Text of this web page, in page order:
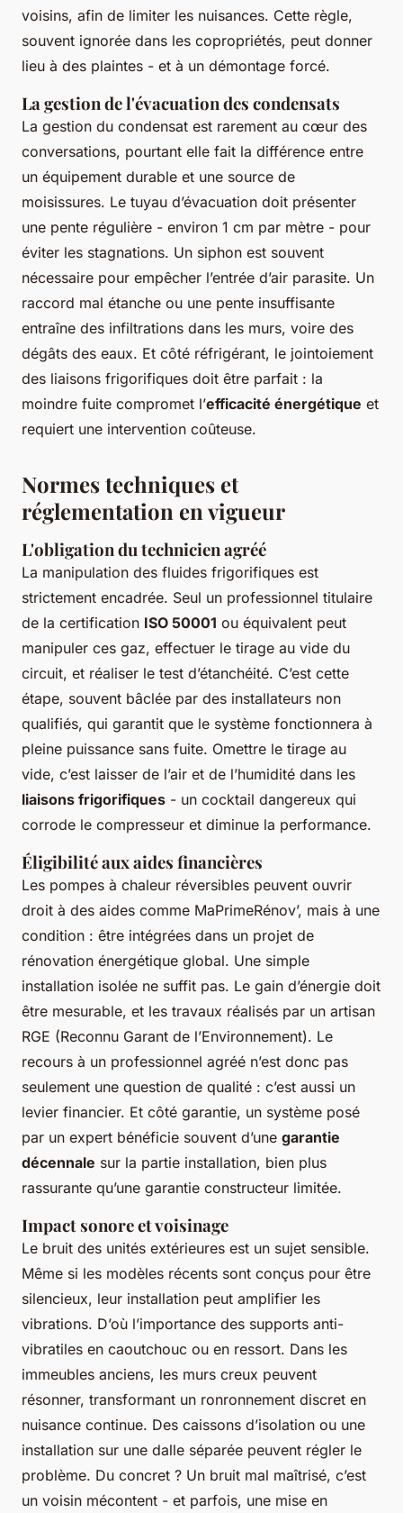
voisins, afin de limiter les nuisances. Cette règle,
souvent ignorée dans les copropriétés, peut donner
lieu à des plaintes - et à un démontage forcé.
La gestion de l'évacuation des condensats
La gestion du condensat est rarement au cœur des
conversations, pourtant elle fait la différence entre
un équipement durable et une source de
moisissures. Le tuyau d’évacuation doit présenter
une pente régulière - environ 1 cm par mètre - pour
éviter les stagnations. Un siphon est souvent
nécessaire pour empêcher l’entrée d’air parasite. Un
raccord mal étanche ou une pente insuffisante
entraîne des infiltrations dans les murs, voire des
dégâts des eaux. Et côté réfrigérant, le jointoiement
des liaisons frigorifiques doit être parfait : la
moindre fuite compromet l’efficacité énergétique et
requiert une intervention coûteuse.
Normes techniques et
réglementation en vigueur
L'obligation du technicien agréé
La manipulation des fluides frigorifiques est
strictement encadrée. Seul un professionnel titulaire
de la certification ISO 50001 ou équivalent peut
manipuler ces gaz, effectuer le tirage au vide du
circuit, et réaliser le test d’étanchéité. C’est cette
étape, souvent bâclée par des installateurs non
qualifiés, qui garantit que le système fonctionnera à
pleine puissance sans fuite. Omettre le tirage au
vide, c’est laisser de l’air et de l’humidité dans les
liaisons frigorifiques - un cocktail dangereux qui
corrode le compresseur et diminue la performance.
Éligibilité aux aides financières
Les pompes à chaleur réversibles peuvent ouvrir
droit à des aides comme MaPrimeRénov’, mais à une
condition : être intégrées dans un projet de
rénovation énergétique global. Une simple
installation isolée ne suffit pas. Le gain d’énergie doit
être mesurable, et les travaux réalisés par un artisan
RGE (Reconnu Garant de l’Environnement). Le
recours à un professionnel agréé n’est donc pas
seulement une question de qualité : c’est aussi un
levier financier. Et côté garantie, un système posé
par un expert bénéficie souvent d’une garantie
décennale sur la partie installation, bien plus
rassurante qu’une garantie constructeur limitée.
Impact sonore et voisinage
Le bruit des unités extérieures est un sujet sensible.
Même si les modèles récents sont conçus pour être
silencieux, leur installation peut amplifier les
vibrations. D’où l’importance des supports anti-
vibratiles en caoutchouc ou en ressort. Dans les
immeubles anciens, les murs creux peuvent
résonner, transformant un ronronnement discret en
nuisance continue. Des caissons d’isolation ou une
installation sur une dalle séparée peuvent régler le
problème. Du concret ? Un bruit mal maîtrisé, c’est
un voisin mécontent - et parfois, une mise en